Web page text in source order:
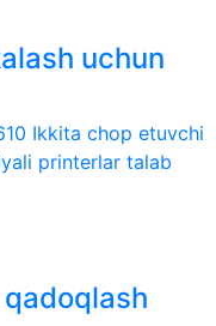
uchun
Ikkita chop etuvchi
printerlar talab
qadoqlash